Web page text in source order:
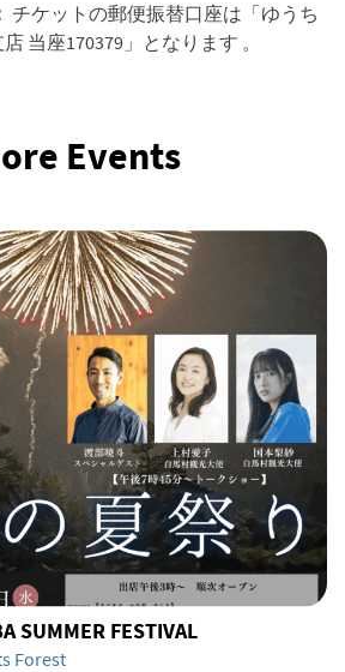
チケットの郵便振替口座は「ゆうち
当座170379」となります 。
Events
SUMMER FESTIVAL
Forest